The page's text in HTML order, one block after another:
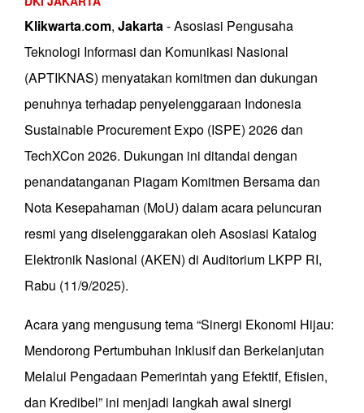
Klikwarta.com, Jakarta- Asosiasi Pengusaha
Teknologi Informasi dan Komunikasi Nasional
(APTIKNAS) menyatakan komitmen dan dukungan
penuhnya terhadap penyelenggaraan Indonesia
Sustainable Procurement Expo (ISPE) 2026 dan
TechXCon 2026. Dukungan ini ditandai dengan
penandatanganan Piagam Komitmen Bersama dan
Nota Kesepahaman (MoU) dalam acara peluncuran
resmi yang diselenggarakan oleh Asosiasi Katalog
Elektronik Nasional (AKEN) di Auditorium LKPP RI,
Rabu (11/9/2025).
Acara yang mengusung tema “Sinergi Ekonomi Hijau:
Mendorong Pertumbuhan Inklusif dan Berkelanjutan
Melalui Pengadaan Pemerintah yang Efektif, Efisien,
dan Kredibel” ini menjadi langkah awal sinergi